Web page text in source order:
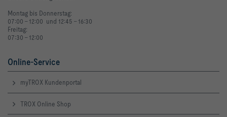
Montag bis Donnerstag:
07:00 - 12:00 und 12:45 - 16:30
Freitag:
07:30 - 12:00
Online-Service
myTROX Kundenportal
TROX Online Shop